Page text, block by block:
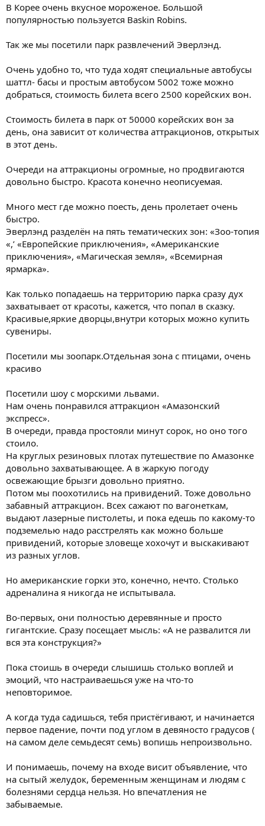
В Корее очень вкусное мороженое. Большой
популярностью пользуется Baskin Robins.
Так же мы посетили парк развлечений Эверлэнд.
Очень удобно то, что туда ходят специальные автобусы
шаттл- басы и простым автобусом 5002 тоже можно
добраться, стоимость билета всего 2500 корейских вон.
Стоимость билета в парк от 50000 корейских вон за
день, она зависит от количества аттракционов, открытых
в этот день.
Очереди на аттракционы огромные, но продвигаются
довольно быстро. Красота конечно неописуемая.
Много мест где можно поесть, день пролетает очень
быстро.
Эверлэнд разделён на пять тематических зон: «Зоо-топия
«,’ «Европейские приключения», «Американские
приключения», «Магическая земля», «Всемирная
ярмарка».
Как только попадаешь на территорию парка сразу дух
захватывает от красоты, кажется, что попал в сказку.
Красивые,яркие дворцы,внутри которых можно купить
сувениры.
Посетили мы зоопарк.Отдельная зона с птицами, очень
красиво
Посетили шоу с морскими львами.
Нам очень понравился аттракцион «Амазонский
экспресс».
В очереди, правда простояли минут сорок, но оно того
стоило.
На круглых резиновых плотах путешествие по Амазонке
довольно захватывающее. А в жаркую погоду
освежающие брызги довольно приятно.
Потом мы поохотились на привидений. Тоже довольно
забавный аттракцион. Всех сажают по вагонеткам,
выдают лазерные пистолеты, и пока едешь по какому-то
подземелью надо расстрелять как можно больше
привидений, которые зловеще хохочут и выскакивают
из разных углов.
Но американские горки это, конечно, нечто. Столько
адреналина я никогда не испытывала.
Во-первых, они полностью деревянные и просто
гигантские. Сразу посещает мысль: «А не развалится ли
вся эта конструкция?»
Пока стоишь в очереди слышишь столько воплей и
эмоций, что настраиваешься уже на что-то
неповторимое.
А когда туда садишься, тебя пристёгивают, и начинается
первое падение, почти под углом в девяносто градусов (
на самом деле семьдесят семь) вопишь непроизвольно.
И понимаешь, почему на входе висит объявление, что
на сытый желудок, беременным женщинам и людям с
болезнями сердца нельзя. Но впечатления не
забываемые.